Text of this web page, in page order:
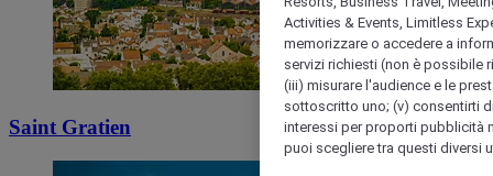
Saint Gratien
Activities & Events, Limitless
memorizzare o accedere a
servizi richiesti (non è possibile
(iii) misurare l'audience e le
sottoscritto uno; (v) consentirti
interessi per proporti pubblicità
puoi scegliere tra questi diversi